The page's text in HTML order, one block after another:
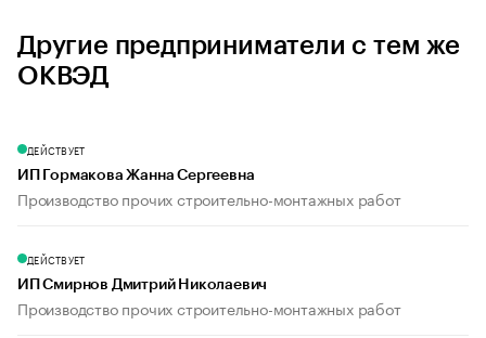
Другие предприниматели с тем же
ОКВЭД
ДЕЙСТВУЕТ
ИП Гормакова Жанна Сергеевна
Производство прочих строительно-монтажных работ
ДЕЙСТВУЕТ
ИП Смирнов Дмитрий Николаевич
Производство прочих строительно-монтажных работ